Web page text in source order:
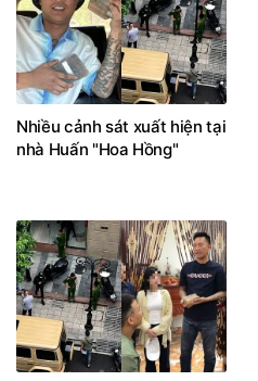
Nhiều cảnh sát xuất hiện tại
nhà Huấn "Hoa Hồng"